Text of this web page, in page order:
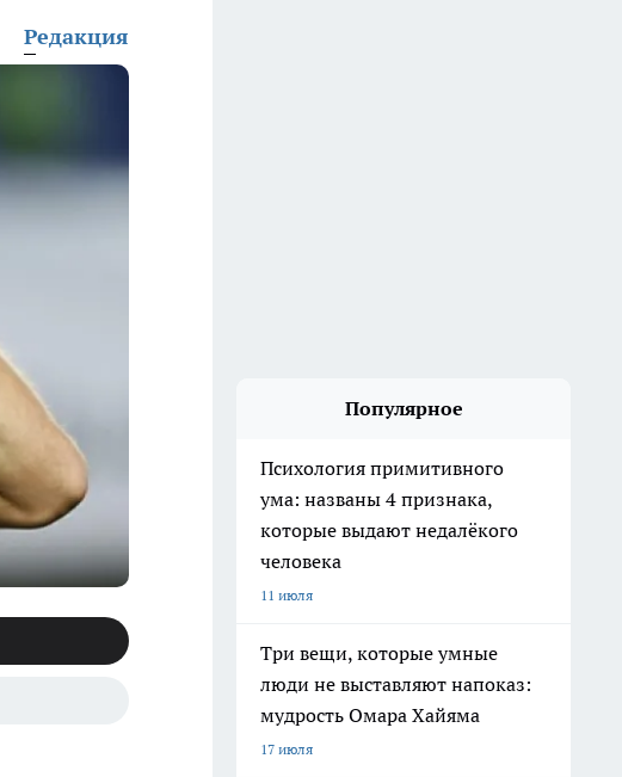
Редакция
Популярное
Психология примитивного
ума: названы 4 признака,
которые выдают недалёкого
человека
11 июля
Три вещи, которые умные
люди не выставляют напоказ:
мудрость Омара Хайяма
17 июля